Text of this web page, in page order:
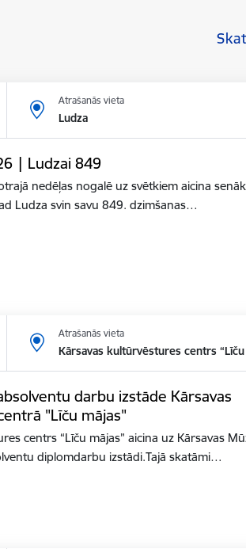
Atrašanās vieta
Ludza
| Ludzai 849
nedēļas nogalē uz svētkiem aicina
Ludza svin savu 849. dzimšanas…
Atrašanās vieta
Kārsavas kultūrvēstures centrs “Līču
darbu izstāde Kārsavas
"Līču mājas"
centrs “Līču mājas” aicina uz Kārsavas
diplomdarbu izstādi.Tajā skatāmi…